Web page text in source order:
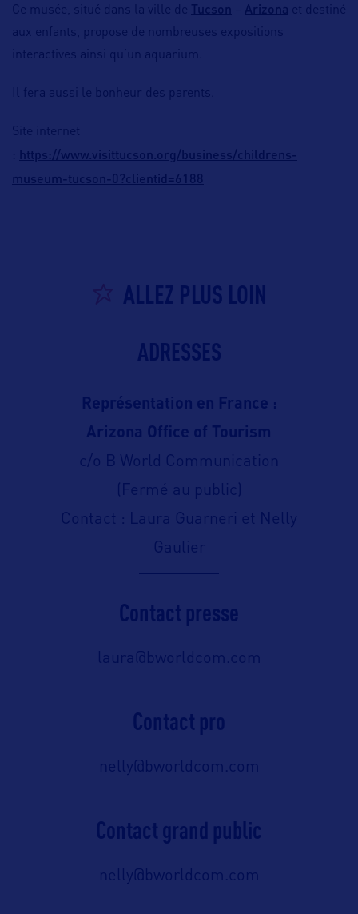
Ce musée, situé dans la ville de Tucson – Arizona et destiné
aux enfants, propose de nombreuses expositions
interactives ainsi qu’un aquarium.
Il fera aussi le bonheur des parents.
Site internet
: https://www.visittucson.org/business/childrens-
museum-tucson-0?clientid=6188
ALLEZ PLUS LOIN
ADRESSES
Représentation en France :
Arizona Office of Tourism
c/o B World Communication
(Fermé au public)
Contact : Laura Guarneri et Nelly
Gaulier
Contact presse
laura@bworldcom.com
Contact pro
nelly@bworldcom.com
Contact grand public
nelly@bworldcom.com